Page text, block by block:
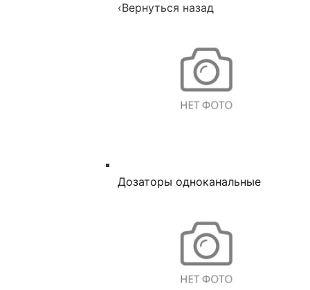
‹Вернуться назад
Дозаторы одноканальные